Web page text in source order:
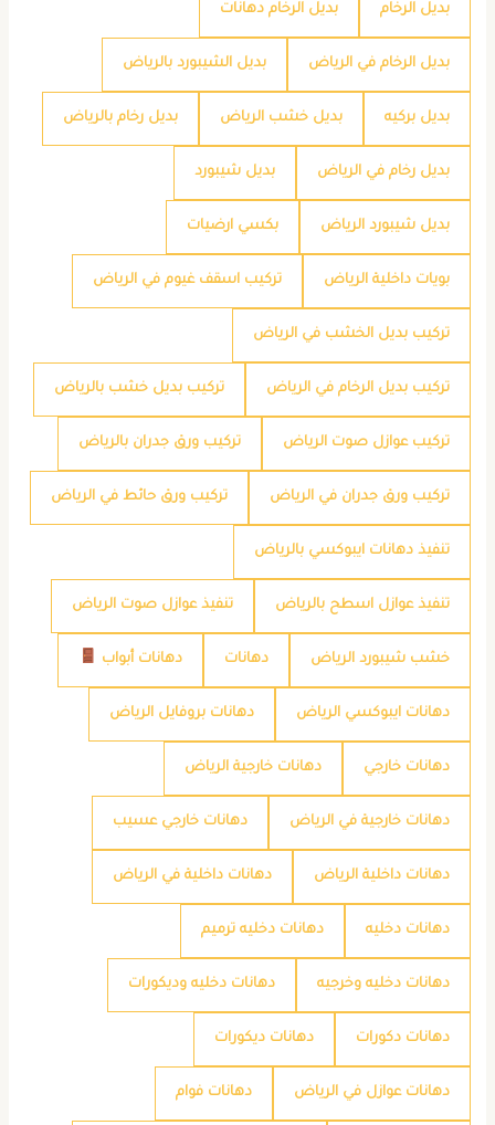
بديل الرخام بديل الرخام دهانات
بديل الرخام في الرياض بديل الشيبورد بالرياض
بديل بركيه بديل خشب الرياض بديل رخام بالرياض
بديل رخام في الرياض بديل شيبورد
بديل شيبورد الرياض بكسي ارضيات
بويات داخلية الرياض تركيب اسقف غيوم في الرياض
تركيب بديل الخشب في الرياض
تركيب بديل الرخام في الرياض تركيب بديل خشب بالرياض
تركيب عوازل صوت الرياض تركيب ورق جدران بالرياض
تركيب ورق جدران في الرياض تركيب ورق حائط في الرياض
تنفيذ دهانات ايبوكسي بالرياض
تنفيذ عوازل اسطح بالرياض تنفيذ عوازل صوت الرياض
خشب شيبورد الرياض دهانات دهانات أبواب
دهانات ايبوكسي الرياض دهانات بروفايل الرياض
دهانات خارجي دهانات خارجية الرياض
دهانات خارجية في الرياض دهانات خارجي عسيب
دهانات داخلية الرياض دهانات داخلية في الرياض
دهانات دخليه دهانات دخليه ترميم
دهانات دخليه وخرجيه دهانات دخليه وديكورات
دهانات دكورات دهانات ديكورات
دهانات عوازل في الرياض دهانات فوام